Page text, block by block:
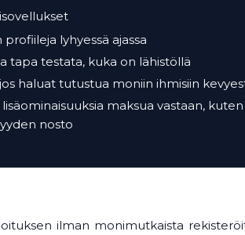
profiileja lyhyessä ajassa
tapa testata, kuka on lähistöllä
haluat tutustua moniin ihmisiin
lisäominaisuuksia maksua vastaan, kuten
nosto
ilman monimutkaista